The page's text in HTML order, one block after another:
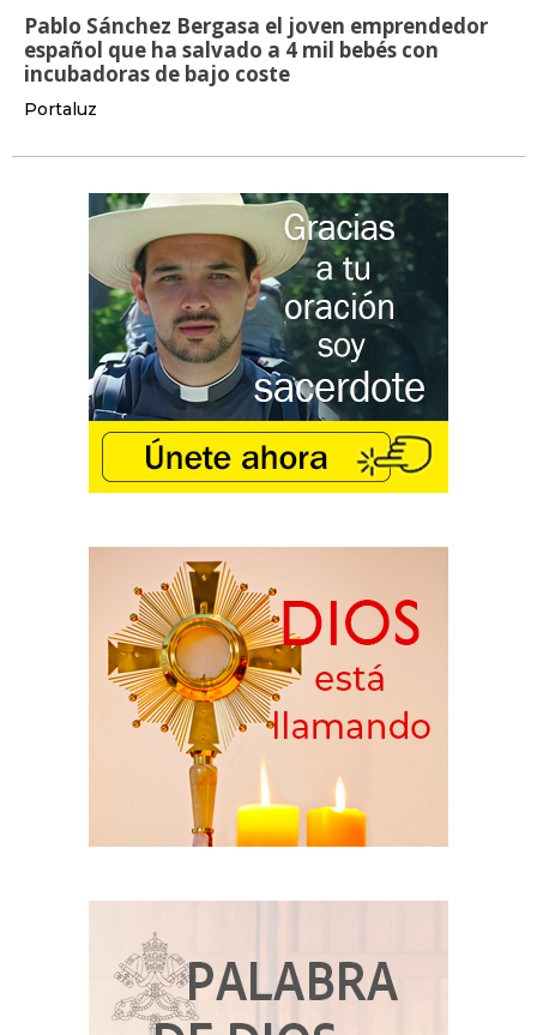
Pablo Sánchez Bergasa el joven emprendedor
español que ha salvado a 4 mil bebés con
incubadoras de bajo coste
Portaluz